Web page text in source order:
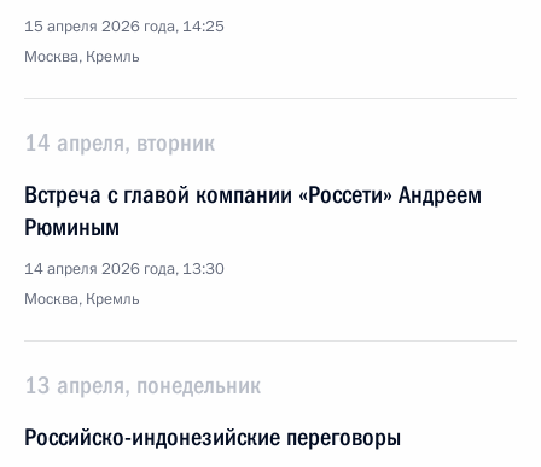
15 апреля 2026 года, 14:25
Москва, Кремль
14 апреля, вторник
Встреча с главой компании «Россети» Андреем
Рюминым
14 апреля 2026 года, 13:30
Москва, Кремль
13 апреля, понедельник
Российско-индонезийские переговоры